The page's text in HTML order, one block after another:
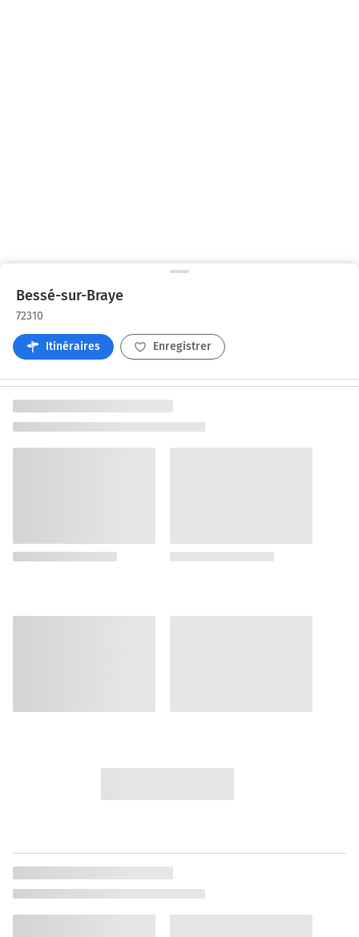
Bessé-sur-Braye
72310
Itinéraires Enregistrer